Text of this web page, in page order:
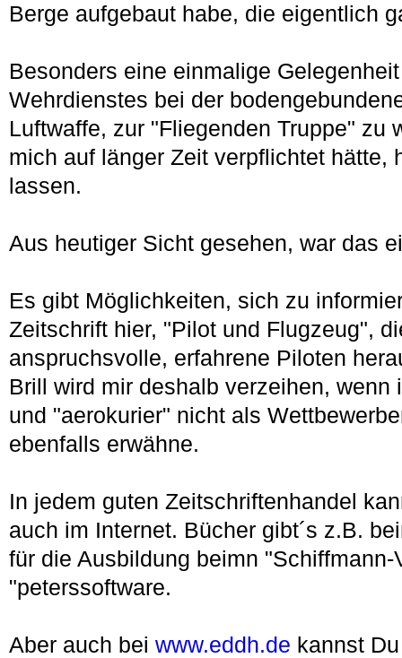
Berge aufgebaut habe, die eigentlich
Besonders eine einmalige
Wehrdienstes bei der
Luftwaffe, zur "Fliegenden Truppe" zu
mich auf länger Zeit verpflichtet hätte,
lassen.
Aus heutiger Sicht gesehen, war das
Es gibt Möglichkeiten, sich zu
Zeitschrift hier, "Pilot und Flugzeug",
anspruchsvolle, erfahrene Piloten
Brill wird mir deshalb verzeihen, wenn
und "aerokurier" nicht als
ebenfalls erwähne.
In jedem guten Zeitschriftenhandel
auch im Internet. Bücher gibt´s z.B.
für die Ausbildung beimn "Schiffmann-
"peterssoftware.
Aber auch bei www.eddh.de kannst